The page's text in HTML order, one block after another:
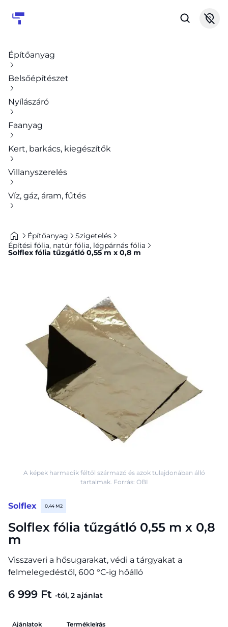
Építőanyag
Belsőépítészet
Nyílászáró
Faanyag
Kert, barkács, kiegészítők
Villanyszerelés
Víz, gáz, áram, fűtés
Építőanyag
Szigetelés
Építési fólia, natúr fólia, légpárnás fólia
Solflex fólia tűzgátló 0,55 m x 0,8 m
Solflex 0,44 M2
Solflex fólia tűzgátló 0,55 m x 0,8
m
Visszaveri a hősugarakat, védi a tárgyakat a
felmelegedéstől, 600 °C-ig hőálló
6 999 Ft -tól, 2 ajánlat
A képek harmadik féltől származó és azok tulajdonában álló
tartalmak. Forrás: OBI
Ajánlatok Termékleírás